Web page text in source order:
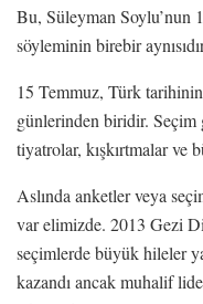
Bu, Süleyman Soylu’nun
söyleminin birebir
15 Temmuz, Türk
günlerinden biridir. Seçim
tiyatrolar, kışkırtmalar ve
Aslında anketler veya
var elimizde. 2013 Gezi
seçimlerde büyük hileler
kazandı ancak muhalif